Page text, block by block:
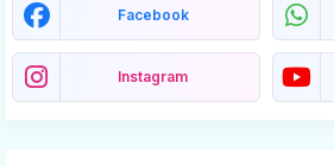
Facebook
Instagram